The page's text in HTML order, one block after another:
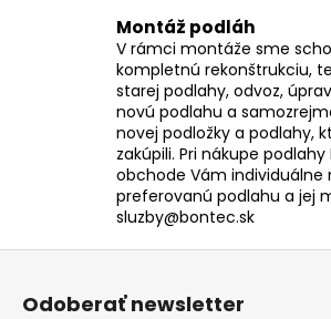
Montáž podláh
V rámci montáže sme
kompletnú rekonštrukciu,
starej podlahy, odvoz,
novú podlahu a
novej podložky a podlahy,
zakúpili. Pri nákupe
obchode Vám individuálne
preferovanú podlahu a jej
sluzby@bontec.sk
Z
Odoberať newsletter